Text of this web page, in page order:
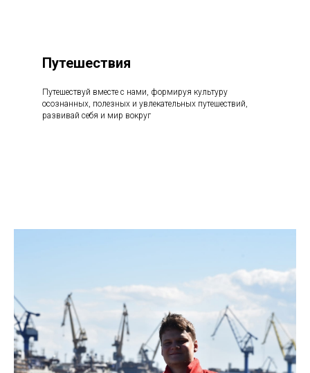
Путешествия
Путешествуй вместе с нами, формируя культуру
осознанных, полезных и увлекательных путешествий,
развивай себя и мир вокруг